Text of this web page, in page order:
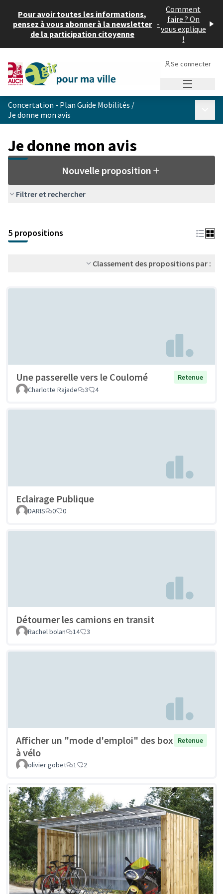
Pour avoir toutes les informations,
pensez à vous abonner à la newsletter
de la participation citoyenne
-
Comment
faire ? On
vous explique
!
Se connecter
Concertation - Plan Guide Mobilités /
Je donne mon avis
Je donne mon avis
Nouvelle proposition
Filtrer et rechercher
+
−
5 propositions
Classement des propositions par :
Une passerelle vers le Coulomé
Retenue
Charlotte Rajade
3 4
Eclairage Publique
DARIS 0 0
Détourner les camions en transit
Rachel bolan 14 3
Afficher un "mode d'emploi" des box
à vélo
Retenue
olivier gobet 1 2